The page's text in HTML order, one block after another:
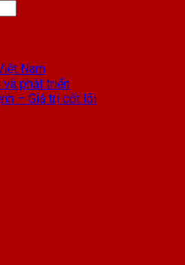
Nam
và phát triển
– Giá trị cốt lõi